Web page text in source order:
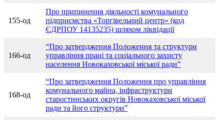
155-од
Про припинення діяльності комунального
підприємства «Торгівельний центр» (код
ЄДРПОУ 14135235) шляхом ліквідації
166-од
“Про затвердження Положення та структури
управління праці та соціального захисту
населення Новокаховської міської ради”
168-од
“Про затвердження Положення про управління
комунального майна, інфраструктури
старостинських округів Новокаховської міської
ради та його структури”